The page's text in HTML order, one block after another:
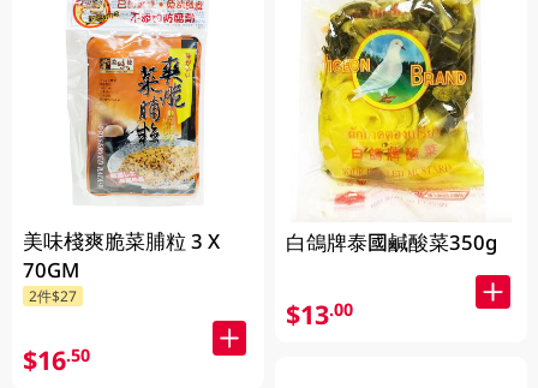
美味棧爽脆菜脯粒 3 X
70GM
2件$27
$16.50
白鴿牌泰國鹹酸菜350g
$13.00